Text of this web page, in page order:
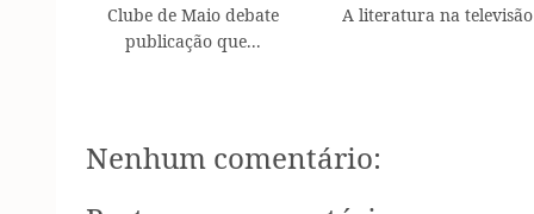
Clube de Maio debate
publicação que...
A literatura na televisão
Nenhum comentário: